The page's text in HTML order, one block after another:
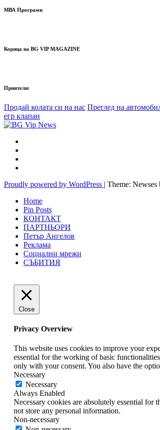
МВА Програми
Корица на BG VIP MAGAZINE
Приятели:
Продай колата си на нас Преглед на
егр клапан
Proudly powered by WordPress | Theme: Newses
Home
Pin Posts
КОНТАКТ
ПАРТНЬОРИ
Петър Ангелов
Реклама
Социални мрежи
СЪБИТИЯ
Close
Privacy Overview
This website uses cookies to improve your
essential for the working of basic
only with your consent. You also have the
Necessary
Necessary
Always Enabled
Necessary cookies are absolutely essential
not store any personal information.
Non-necessary